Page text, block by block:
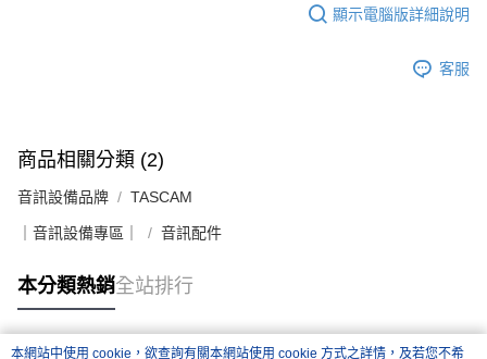
顯示電腦版詳細說明
客服
商品相關分類 (2)
音訊設備品牌 TASCAM
｜音訊設備專區｜ 音訊配件
本分類熱銷全站排行
本網站中使用 cookie，欲查詢有關本網站使用 cookie 方式之詳情，及若您不希